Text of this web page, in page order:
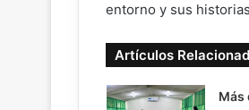
entorno y sus
Artículos
Más